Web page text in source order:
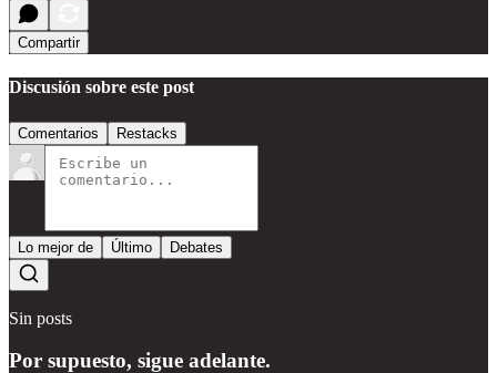
Compartir
Discusión sobre este post
Comentarios Restacks
Lo mejor de Último Debates
Sin posts
Por supuesto, sigue adelante.